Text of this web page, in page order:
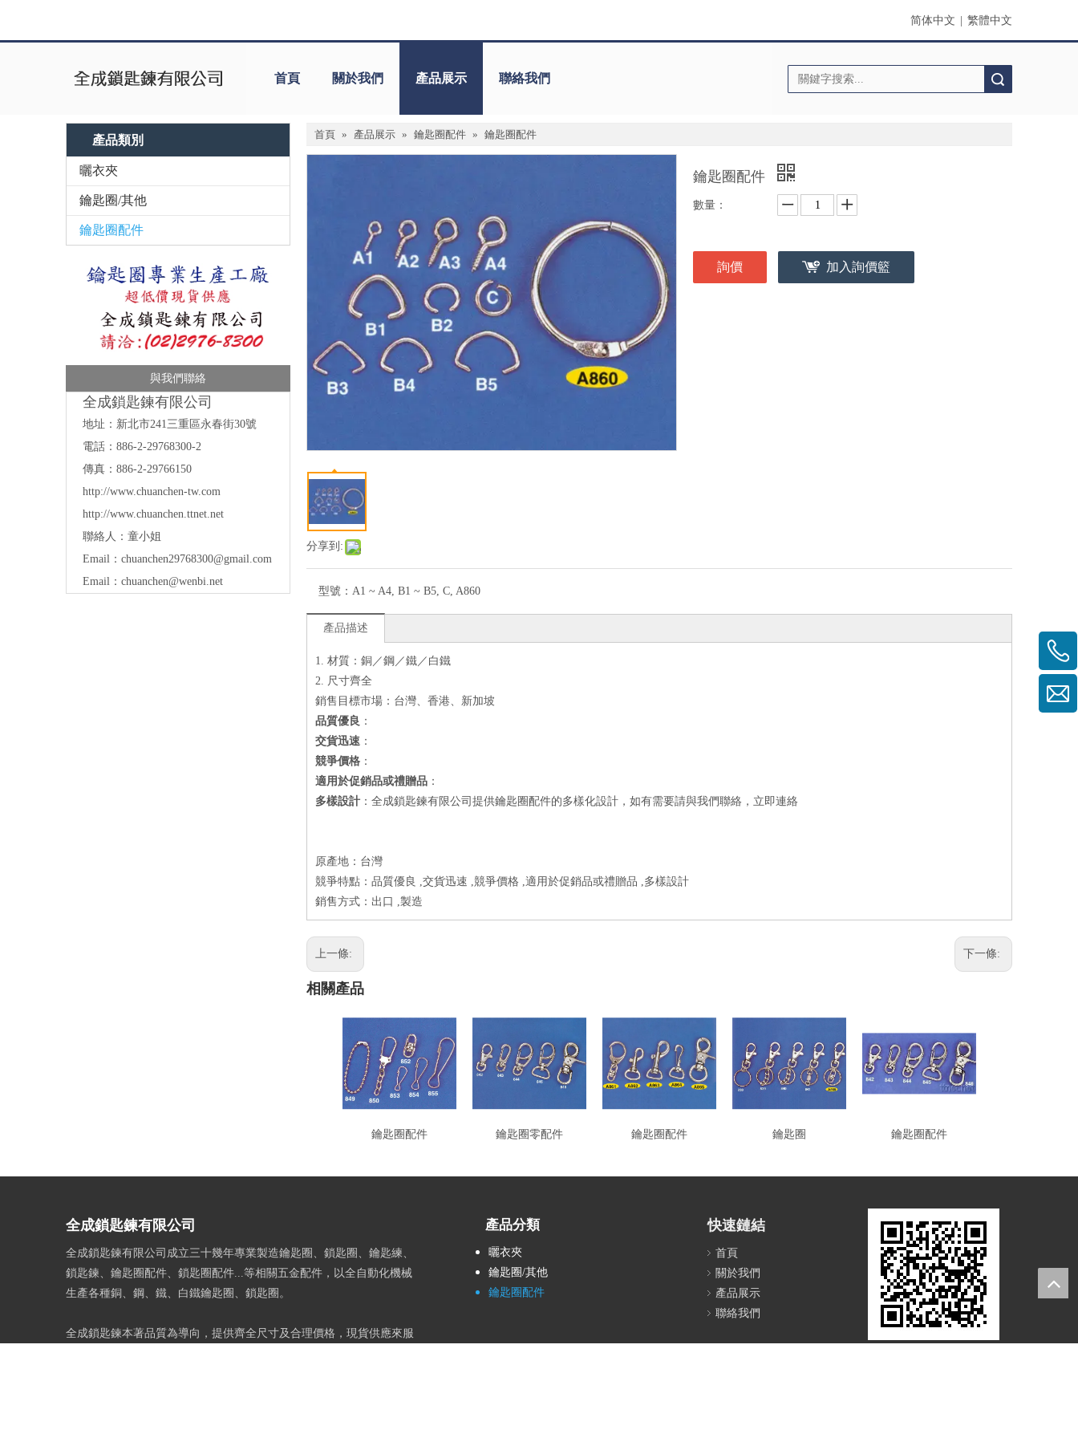
简体中文 繁體中文
首頁 關於我們 產品展示 聯絡我們
產品類別
曬衣夾
鑰匙圈/其他
鑰匙圈配件
與我們聯絡
全成鎖匙鍊有限公司
地址： 新北市241三重區永春街30號
電話：886-2-29768300-2
傳真：886-2-29766150
http://www.chuanchen-tw.com
http://www.chuanchen.ttnet.net
聯絡人：童小姐
Email： chuanchen29768300@gmail.com
Email： chuanchen@wenbi.net
首頁 » 產品展示 » 鑰匙圈配件 » 鑰匙圈配件
分享到:
鑰匙圈配件
數量：
詢價 加入詢價籃
型號： A1 ~ A4, B1 ~ B5, C, A860
產品描述
1. 材質：銅／鋼／鐵／白鐵
2. 尺寸齊全
銷售目標市場：台灣、香港、新加坡
品質優良 ：
交貨迅速 ：
競爭價格 ：
適用於促銷品或禮贈品 ：
多樣設計 ：全成鎖匙鍊有限公司提供鑰匙圈配件的多樣化設計，如有需要請與我們聯絡， 立即連絡
原產地：台灣
競爭特點：品質優良 ,交貨迅速 ,競爭價格 ,適用於促銷品或禮贈品 ,多樣設計
銷售方式：出口 ,製造
上一條: 下一條:
相關產品
鑰匙圈配件 鑰匙圈零配件 鑰匙圈配件 鑰匙圈 鑰匙圈配件
全成鎖匙鍊有限公司
全成鎖匙鍊有限公司成立三十幾年專業製造鑰匙圈、鎖匙圈、鑰匙練、
鎖匙鍊、鑰匙圈配件、鎖匙圈配件...等相關五金配件，以全自動化機械
生產各種銅、鋼、鐵、白鐵鑰匙圈、鎖匙圈。
全成鎖匙鍊本著品質為導向，提供齊全尺寸及合理價格，現貨供應來服
產品分類
曬衣夾
鑰匙圈/其他
鑰匙圈配件
快速鏈結
首頁
關於我們
產品展示
聯絡我們
top